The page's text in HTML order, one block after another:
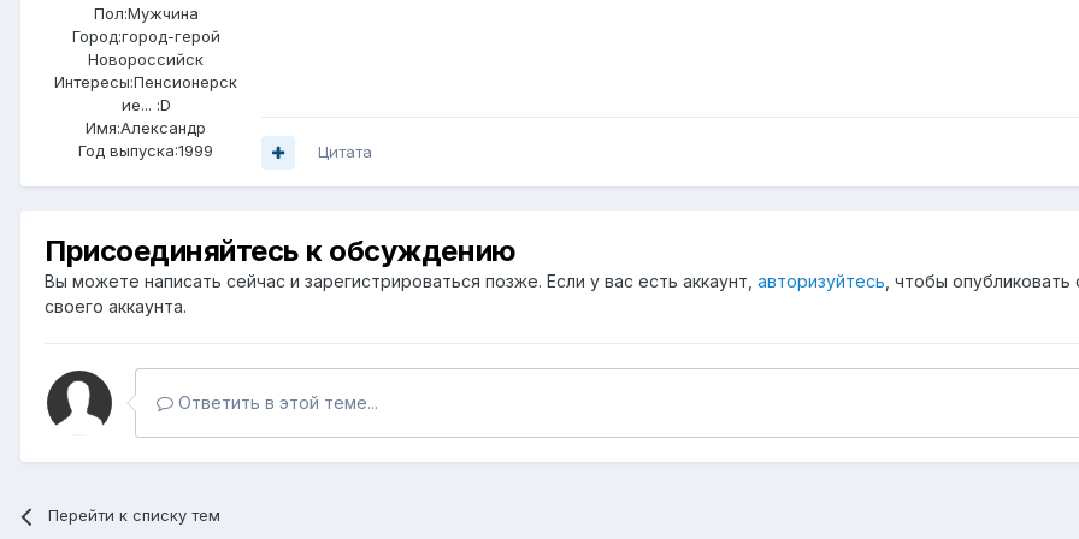
Пол:Мужчина
Город:город-герой
Новороссийск
Интересы:Пенсионерск
ие... :D
Имя:Александр
Год выпуска:1999
Цитата
Присоединяйтесь к обсуждению
Вы можете написать сейчас и зарегистрироваться позже. Если у вас есть аккаунт, авторизуйтесь , чтобы опубликовать
своего аккаунта.
Ответить в этой теме...
Перейти к списку тем